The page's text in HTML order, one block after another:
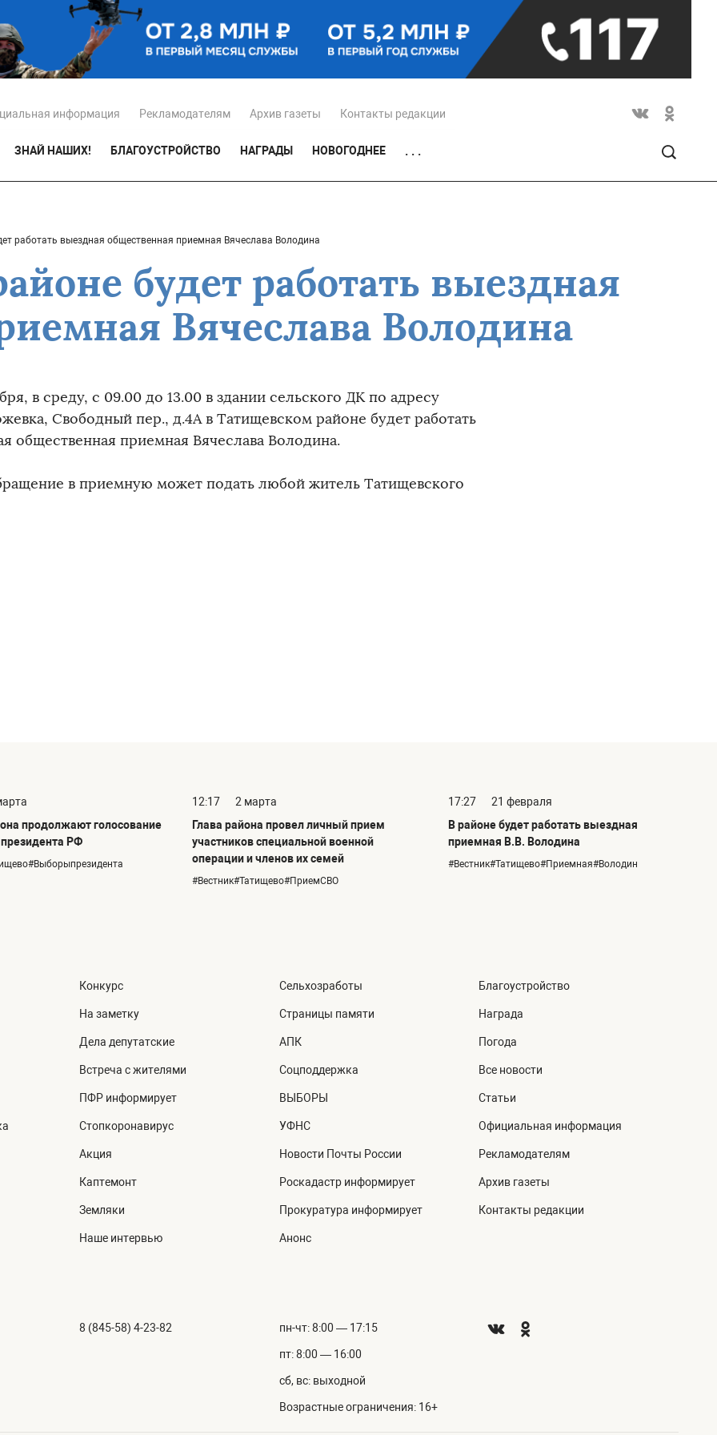
информация Рекламодателям Архив газеты Контакты редакции
ЗНАЙ НАШИХ! БЛАГОУСТРОЙСТВО НАГРАДЫ НОВОГОДНЕЕ . . .
работать выездная общественная приемная Вячеслава Володина
будет работать выездная
Вячеслава Володина
в среду, с 09.00 до 13.00 в здании сельского ДК по адресу
Свободный пер., д.4А в Татищевском районе будет работать
общественная приемная Вячеслава Володина.
в приемную может подать любой житель Татищевского
продолжают голосование
РФ
12:17
2 марта
Глава района провел личный прием
участников специальной военной
операции и членов их семей
#Вестник#Татищево#ПриемСВО
17:27
21 февраля
В районе будет работать выездная
приемная В.В. Володина
#Вестник#Татищево#Приемная#Володин
Конкурс
На заметку
Дела депутатские
Встреча с жителями
ПФР информирует
Стопкоронавирус
Акция
Каптемонт
Земляки
Наше интервью
Сельхозработы
Страницы памяти
АПК
Соцподдержка
ВЫБОРЫ
УФНС
Новости Почты России
Роскадастр информирует
Прокуратура информирует
Анонс
Благоустройство
Награда
Погода
Все новости
Статьи
Официальная информация
Рекламодателям
Архив газеты
Контакты редакции
8 (845-58) 4-23-82 пн-чт: 8:00 — 17:15
пт: 8:00 — 16:00
сб, вс: выходной
Возрастные ограничения: 16+